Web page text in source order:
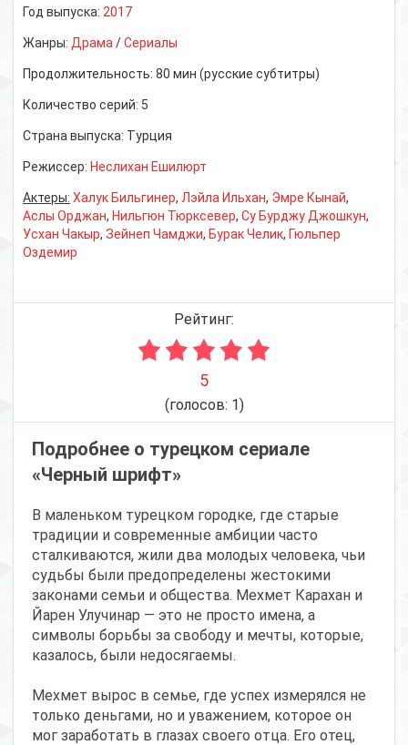
Год выпуска: 2017
Жанры: Драма /Сериалы
Продолжительность: 80 мин (русские субтитры)
Количество серий: 5
Страна выпуска: Турция
Режиссер: Неслихан Ешилюрт
Актеры: Халук Бильгинер, Лэйла Ильхан, Эмре Кынай,
Аслы Орджан, Нильгюн Тюрксевер, Су Бурджу Джошкун,
Усхан Чакыр, Зейнеп Чамджи, Бурак Челик, Гюльпер
Оздемир
Рейтинг:
5
(голосов: 1)
Подробнее о турецком сериале
«Черный шрифт»
В маленьком турецком городке, где старые
традиции и современные амбиции часто
сталкиваются, жили два молодых человека, чьи
судьбы были предопределены жестокими
законами семьи и общества. Мехмет Карахан и
Йарен Улучинар — это не просто имена, а
символы борьбы за свободу и мечты, которые,
казалось, были недосягаемы.
Мехмет вырос в семье, где успех измерялся не
только деньгами, но и уважением, которое он
мог заработать в глазах своего отца. Его отец,